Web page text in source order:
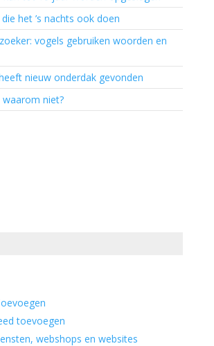
het ’s nachts ook doen
vogels gebruiken woorden en
nieuw onderdak gevonden
niet?
toevoegen
webshops en websites